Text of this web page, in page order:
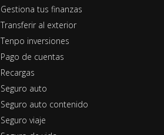
Gestiona tus finanzas
Transferir al exterior
Tenpo inversiones
Pago de cuentas
Recargas
Seguro auto
Seguro auto contenido
Seguro viaje